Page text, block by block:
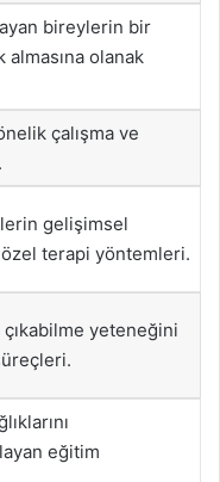
bireylerin bir
olanak
çalışma ve
gelişimsel
terapi yöntemleri.
yeteneğini
eğitim